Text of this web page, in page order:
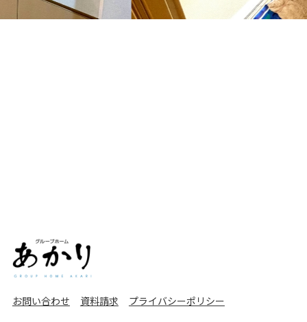
お問い合わせ 資料請求 プライバシーポリシー